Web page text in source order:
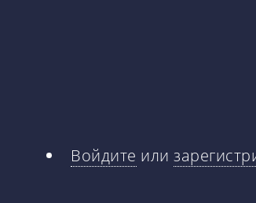
Войдите или